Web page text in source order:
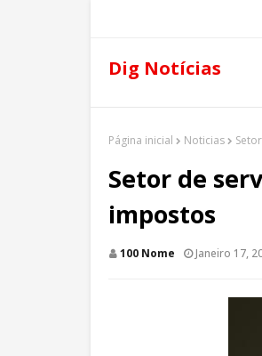
Dig Notícias
Página inicial Noticias
Setor de
impostos
100 Nome Janeiro 17,